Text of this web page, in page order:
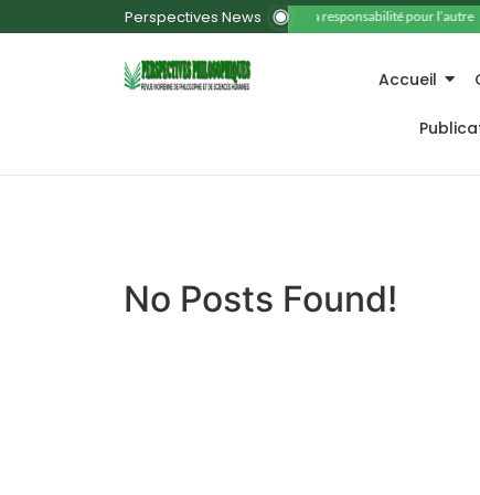
Perspectives News 11. La responsabilité pour l’autre
Accueil
No Posts Found!